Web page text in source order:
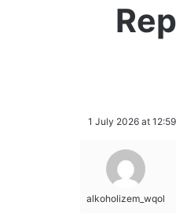
1 July 2026 at
alkoholizem_wqol